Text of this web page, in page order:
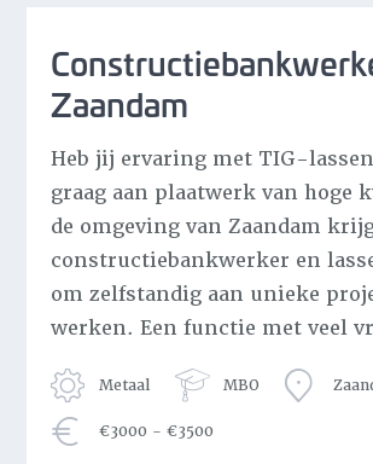
Zaandam
Heb jij ervaring met TIG-
graag aan plaatwerk van hoge
de omgeving van Zaandam
constructiebankwerker en
om zelfstandig aan unieke
werken. Een functie met veel
Metaal MBO
€3000 - €3500